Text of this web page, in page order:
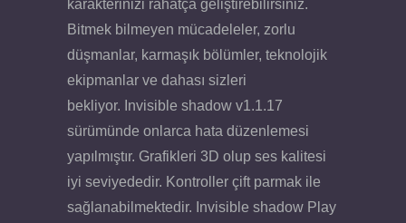
karakterinizi rahatça geliştirebilirsiniz.
Bitmek bilmeyen mücadeleler, zorlu
düşmanlar, karmaşık bölümler, teknolojik
ekipmanlar ve dahası sizleri
bekliyor. Invisible shadow v1.1.17
sürümünde onlarca hata düzenlemesi
yapılmıştır. Grafikleri 3D olup ses kalitesi
iyi seviyededir. Kontroller çift parmak ile
sağlanabilmektedir. Invisible shadow Play